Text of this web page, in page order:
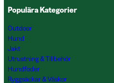
Populära Kategorier
Outdoor
Hund
Jakt
Utrustning & Tillbehör
Hundfoder
Ryggsäckar & Väskor